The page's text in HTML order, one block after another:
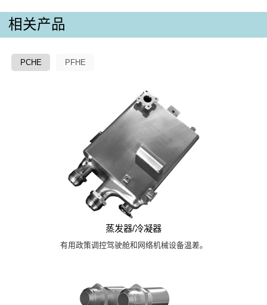
相关产品
PCHE PFHE
蒸发器/冷凝器
有用政策调控驾驶舱和网络机械设备温差。